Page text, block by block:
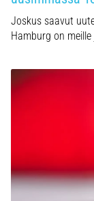
Joskus saavut
Hamburg on